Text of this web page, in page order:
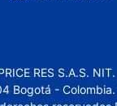
RES S.A.S.
Bogotá -